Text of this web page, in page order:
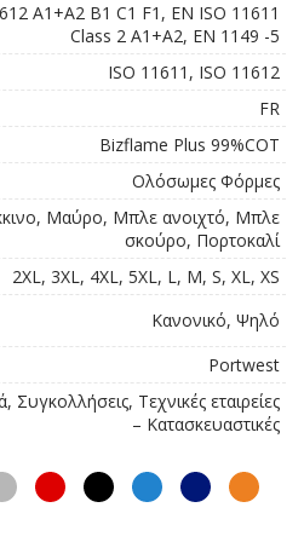
A1+A2 B1 C1 F1, EN ISO 11611
Class 2 A1+A2, EN 1149 -5
ISO 11611, ISO 11612
FR
Bizflame Plus 99%COT
Ολόσωμες Φόρμες
Μαύρο, Μπλε ανοιχτό, Μπλε
σκούρο, Πορτοκαλί
2XL, 3XL, 4XL, 5XL, L, M, S, XL, XS
Κανονικό, Ψηλό
Portwest
Συγκολλήσεις, Τεχνικές εταιρείες
– Κατασκευαστικές